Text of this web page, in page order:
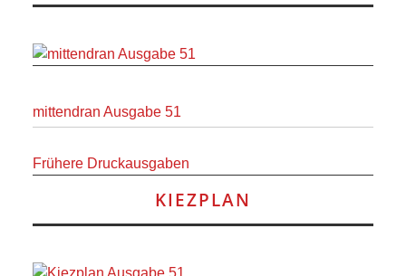
UND
WOHNEN
SPORT
mittendran Ausgabe 51
Frühere Druckausgaben
KIEZPLAN